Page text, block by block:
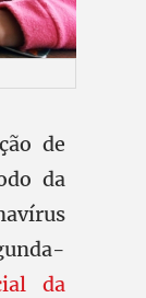
de
da
da